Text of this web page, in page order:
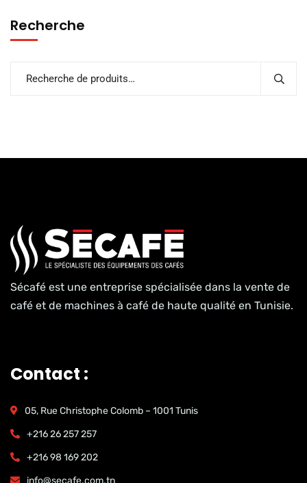
Recherche
Sécafé est une entreprise spécialisée dans la vente de
café et de machines à café de haute qualité en Tunisie.
Contact :
05, Rue Christophe Colomb – 1001 Tunis
+216 26 257 257
+216 98 169 202